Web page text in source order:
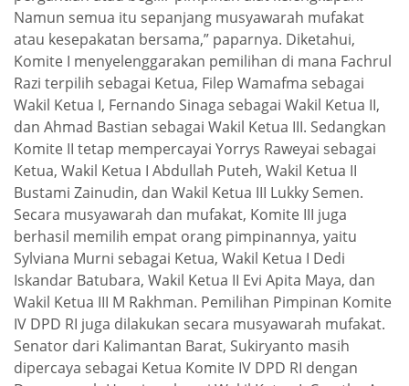
Namun semua itu sepanjang musyawarah mufakat
atau kesepakatan bersama,” paparnya. Diketahui,
Komite I menyelenggarakan pemilihan di mana Fachrul
Razi terpilih sebagai Ketua, Filep Wamafma sebagai
Wakil Ketua I, Fernando Sinaga sebagai Wakil Ketua II,
dan Ahmad Bastian sebagai Wakil Ketua III. Sedangkan
Komite II tetap mempercayai Yorrys Raweyai sebagai
Ketua, Wakil Ketua I Abdullah Puteh, Wakil Ketua II
Bustami Zainudin, dan Wakil Ketua III Lukky Semen.
Secara musyawarah dan mufakat, Komite III juga
berhasil memilih empat orang pimpinannya, yaitu
Sylviana Murni sebagai Ketua, Wakil Ketua I Dedi
Iskandar Batubara, Wakil Ketua II Evi Apita Maya, dan
Wakil Ketua III M Rakhman. Pemilihan Pimpinan Komite
IV DPD RI juga dilakukan secara musyawarah mufakat.
Senator dari Kalimantan Barat, Sukiryanto masih
dipercaya sebagai Ketua Komite IV DPD RI dengan